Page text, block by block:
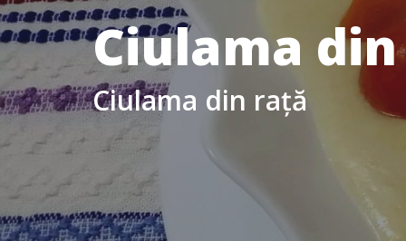
Ciulama
Ciulama din rață